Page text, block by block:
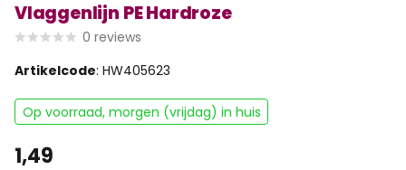
Vlaggenlijn PE Hardroze
0 reviews
Artikelcode: HW405623
Op voorraad, morgen (vrijdag) in huis
1,49